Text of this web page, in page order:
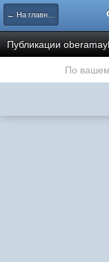
← На главную
Публикации
По